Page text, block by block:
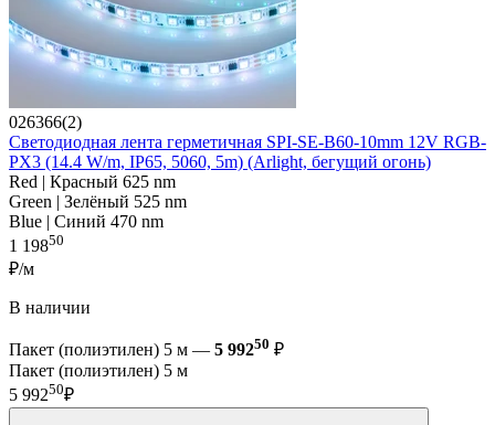
026366(2)
Светодиодная лента герметичная SPI-SE-B60-10mm 12V RGB-
PX3 (14.4 W/m, IP65, 5060, 5m) (Arlight, бегущий огонь)
Red | Красный 625 nm
Green | Зелёный 525 nm
Blue | Синий 470 nm
1 19850
₽/м
В наличии
Пакет (полиэтилен) 5 м — 5 99250 ₽
Пакет (полиэтилен) 5 м
5 99250₽